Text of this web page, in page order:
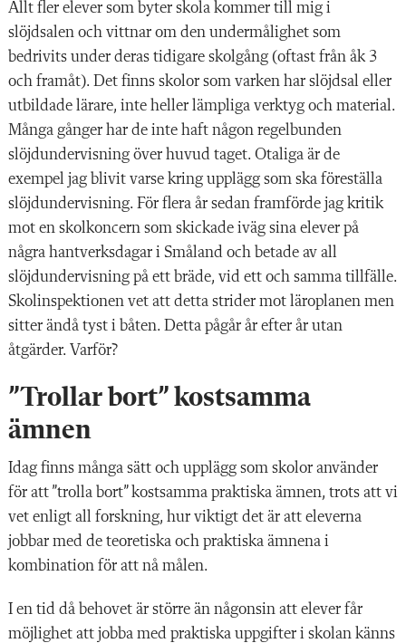
Allt fler elever som byter skola kommer till mig i
slöjdsalen och vittnar om den undermålighet som
bedrivits under deras tidigare skolgång (oftast från åk 3
och framåt). Det finns skolor som varken har slöjdsal eller
utbildade lärare, inte heller lämpliga verktyg och material.
Många gånger har de inte haft någon regelbunden
slöjdundervisning över huvud taget. Otaliga är de
exempel jag blivit varse kring upplägg som ska föreställa
slöjdundervisning. För flera år sedan framförde jag kritik
mot en skolkoncern som skickade iväg sina elever på
några hantverksdagar i Småland och betade av all
slöjdundervisning på ett bräde, vid ett och samma tillfälle.
Skolinspektionen vet att detta strider mot läroplanen men
sitter ändå tyst i båten. Detta pågår år efter år utan
åtgärder. Varför?
”Trollar bort” kostsamma
ämnen
Idag finns många sätt och upplägg som skolor använder
för att ”trolla bort” kostsamma praktiska ämnen, trots att vi
vet enligt all forskning, hur viktigt det är att eleverna
jobbar med de teoretiska och praktiska ämnena i
kombination för att nå målen.
I en tid då behovet är större än någonsin att elever får
möjlighet att jobba med praktiska uppgifter i skolan känns